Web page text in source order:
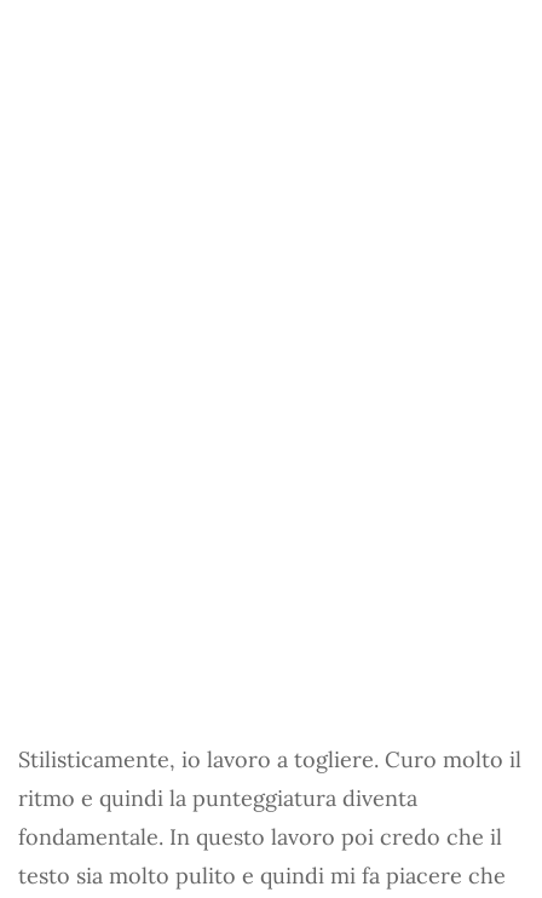
Stilisticamente, io lavoro a togliere. Curo molto il
ritmo e quindi la punteggiatura diventa
fondamentale. In questo lavoro poi credo che il
testo sia molto pulito e quindi mi fa piacere che